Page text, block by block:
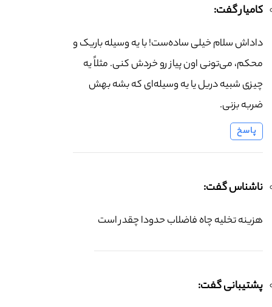
کامیار گفت:
داداش سلام خیلی ساده‌ست! با یه وسیله باریک و
محکم، می‌تونی اون پیاز رو خردش کنی. مثلاً یه
چیزی شبیه دریل یا یه وسیله‌ای که بشه بهش
ضربه بزنی.
پاسخ
ناشناس گفت:
هزینه تخلیه چاه فاضلاب حدودا چقدر است
پشتیبانی گفت: